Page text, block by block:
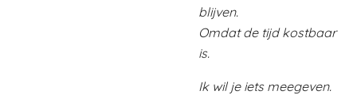
blijven.
Omdat de tijd kostbaar
is.
Ik wil je iets meegeven.